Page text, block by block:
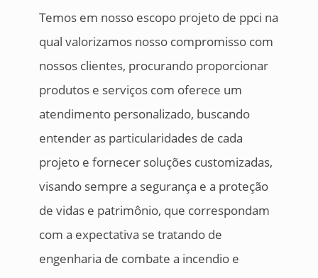
Temos em nosso escopo projeto de ppci na
qual valorizamos nosso compromisso com
nossos clientes, procurando proporcionar
produtos e serviços com oferece um
atendimento personalizado, buscando
entender as particularidades de cada
projeto e fornecer soluções customizadas,
visando sempre a segurança e a proteção
de vidas e patrimônio, que correspondam
com a expectativa se tratando de
engenharia de combate a incendio e